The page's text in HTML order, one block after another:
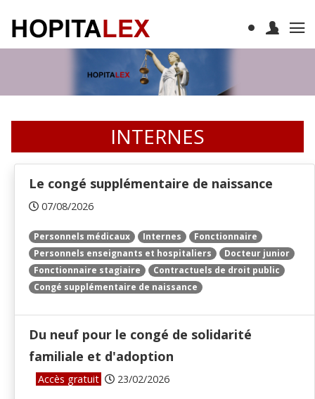
INTERNES
Le congé supplémentaire de naissance
07/08/2026
Personnels médicaux Internes
Fonctionnaire
Personnels enseignants et hospitaliers
Docteur junior
Fonctionnaire stagiaire
Contractuels de droit public
Congé supplémentaire de naissance
Du neuf pour le congé de solidarité
familiale et d'adoption
Accès gratuit 23/02/2026